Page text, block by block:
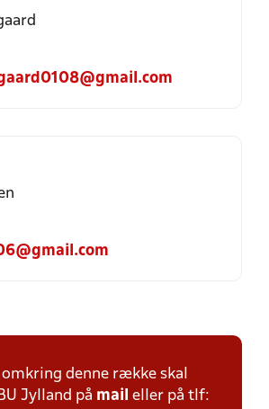
denne række skal
Jylland på mail eller på tlf: